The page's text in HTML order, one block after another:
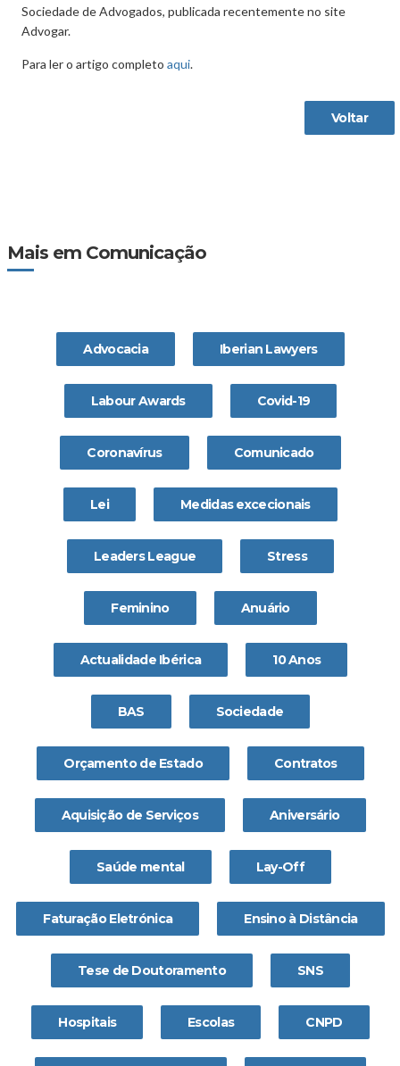
Sociedade de Advogados, publicada recentemente no site
Advogar.
Para ler o artigo completo aqui.
Voltar
Mais em Comunicação
Advocacia Iberian Lawyers
Labour Awards Covid-19
Coronavírus Comunicado
Lei Medidas excecionais
Leaders League Stress
Feminino Anuário
Actualidade Ibérica 10 Anos
BAS Sociedade
Orçamento de Estado Contratos
Aquisição de Serviços Aniversário
Saúde mental Lay-Off
Faturação Eletrónica Ensino à Distância
Tese de Doutoramento SNS
Hospitais Escolas CNPD